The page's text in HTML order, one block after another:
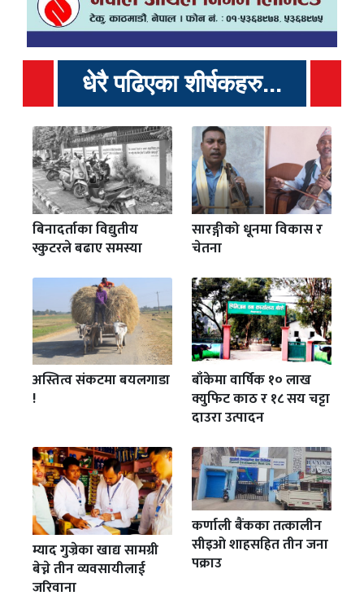
धेरै पढिएका शीर्षकहरु...
बिनादर्ताका विद्युतीय
स्कुटरले बढाए समस्या
सारङ्गीको धूनमा विकास र
चेतना
अस्तित्व संकटमा बयलगाडा
!
बाँकेमा वार्षिक १० लाख
क्युफिट काठ र १८ सय चट्टा
दाउरा उत्पादन
म्याद गुज्रेका खाद्य सामग्री
बेच्ने तीन व्यवसायीलाई
जरिवाना
कर्णाली बैंकका तत्कालीन
सीइओ शाहसहित तीन जना
पक्राउ